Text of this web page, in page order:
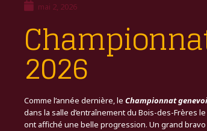
mai 2, 2026
2026
Comme l’année dernière, le Championnat
dans la salle d’entraînement du Bois-des-Frères
ont affiché une belle progression. Un grand bravo